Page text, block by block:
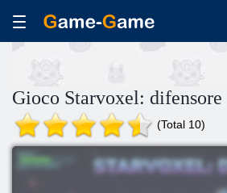
Gioco Starvoxel: difensore
(Total 10)